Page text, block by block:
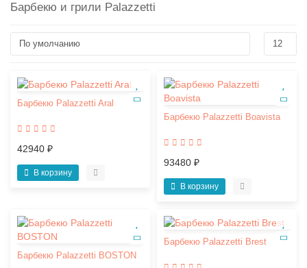
Барбекю и грили Palazzetti
Барбекю Palazzetti Aral
42940 ₽
В корзину
Барбекю Palazzetti Boavista
93480 ₽
В корзину
Барбекю Palazzetti BOSTON
Барбекю Palazzetti Brest